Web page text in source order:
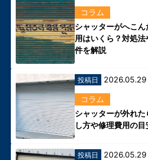
コラム
シャッターがへこ
用はいくら？対処
件を解説
投稿日 2026.05.29
コラム
シャッターが外れ
し方や修理費用の
投稿日 2026.05.29